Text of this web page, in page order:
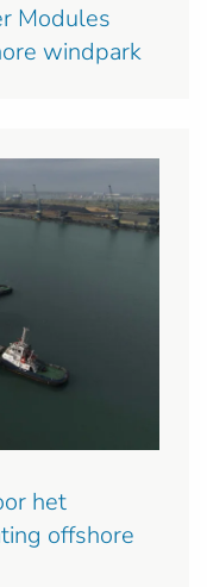
Modules
windpark
het
offshore